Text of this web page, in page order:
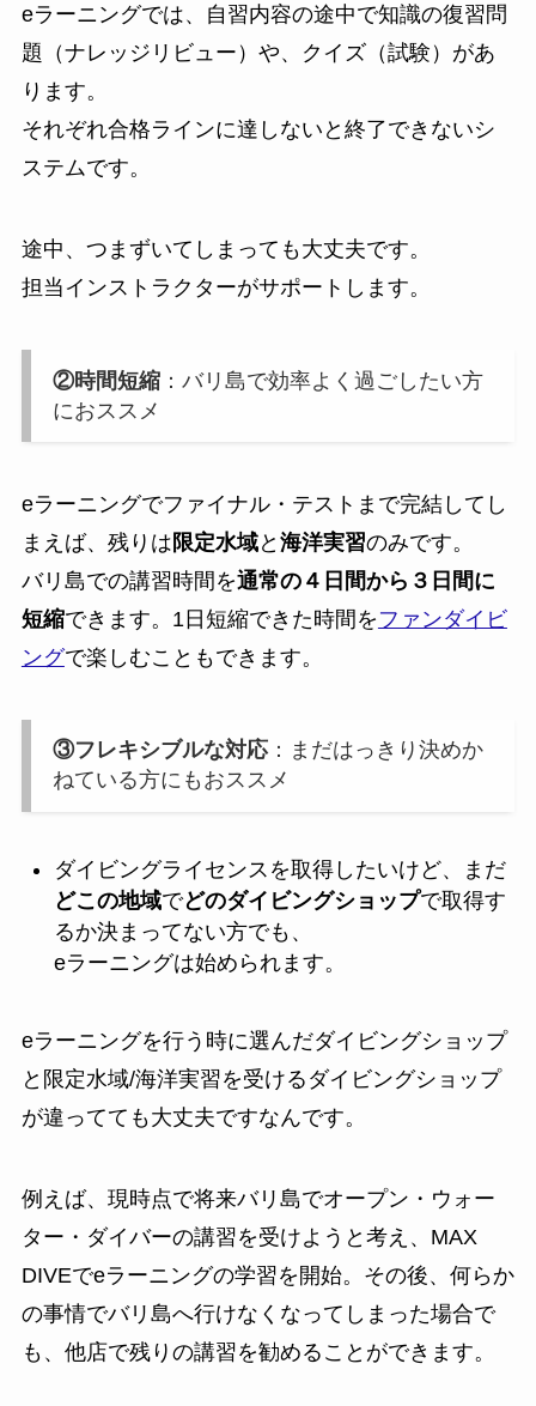
eラーニングでは、自習内容の途中で知識の復習問
題（ナレッジリビュー）や、クイズ（試験）があ
ります。
それぞれ合格ラインに達しないと終了できないシ
ステムです。
途中、つまずいてしまっても大丈夫です。
担当インストラクターがサポートします。
②時間短縮：バリ島で効率よく過ごしたい方
におススメ
eラーニングでファイナル・テストまで完結してし
まえば、残りは 限定水域と 海洋実習のみです。
バリ島での講習時間を通常の４日間から３日間に
短縮できます。1日短縮できた時間を ファンダイビ
ングで楽しむこともできます。
③フレキシブルな対応：まだはっきり決めか
ねている方にもおススメ
ダイビングライセンスを取得したいけど、まだ
どこの地域でどのダイビングショップで取得す
るか決まってない方でも、
eラーニングは始められます。
eラーニングを行う時に選んだダイビングショップ
と限定水域/海洋実習を受けるダイビングショップ
が違ってても大丈夫ですなんです。
例えば、現時点で将来バリ島でオープン・ウォー
ター・ダイバーの講習を受けようと考え、MAX
DIVEでeラーニングの学習を開始。その後、何らか
の事情でバリ島へ行けなくなってしまった場合で
も、他店で残りの講習を勧めることができます。